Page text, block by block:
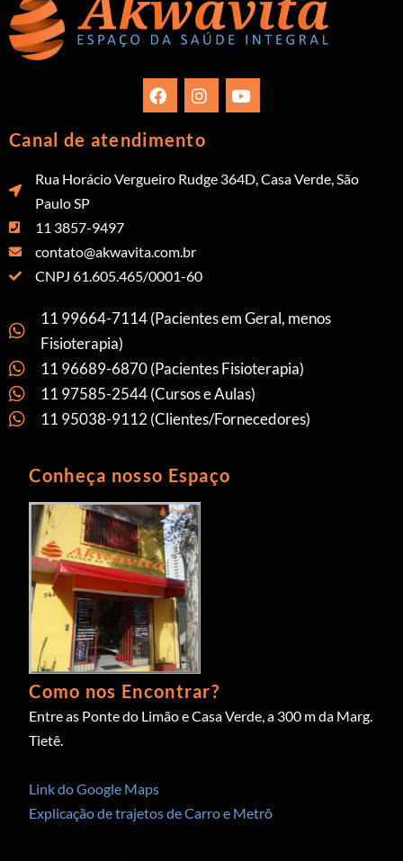
Canal de atendimento
Rua Horácio Vergueiro Rudge 364D, Casa Verde, São
Paulo SP
11 3857-9497
contato@akwavita.com.br
CNPJ 61.605.465/0001-60
11 99664-7114 (Pacientes em Geral, menos
Fisioterapia)
11 96689-6870 (Pacientes Fisioterapia)
11 97585-2544 (Cursos e Aulas)
11 95038-9112 (Clientes/Fornecedores)
Conheça nosso Espaço
Como nos Encontrar?
Entre as Ponte do Limão e Casa Verde, a 300 m da Marg.
Tietê.
Link do Google Maps
Explicação de trajetos de Carro e Metrô